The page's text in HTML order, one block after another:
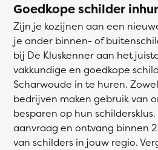
Goedkope schilder
Zijn je kozijnen aan een
je ander binnen- of
bij De Kluskenner aan het
vakkundige en goedkope
Scharwoude in te huren.
bedrijven maken gebruik van
besparen op hun
aanvraag en ontvang binnen
van schilders in jouw regio.